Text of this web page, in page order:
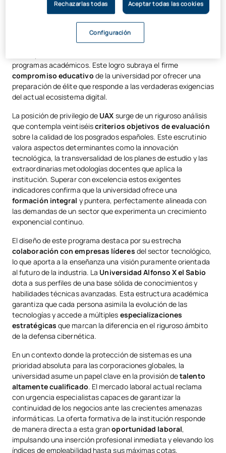
Ciberseguridadque elabora y publica la plataforma
Escudo Digital. Esta destacada clasificación
Máster Universitario en Ciberseguridad
institución como uno de los máximos referentes formativos,
programas académicos. Este logro subraya el firme
compromiso educativo de la universidad por ofrecer una
preparación de élite que responde a las verdaderas exigencias
del actual ecosistema digital.
La posición de privilegio de UAX surge de un riguroso análisis
que contempla veintiséiscriterios objetivos de evaluación
sobre la calidad de los posgrados españoles. Este escrutinio
valora aspectos determinantes como la innovación
tecnológica, la transversalidad de los planes de estudio y las
extraordinarias metodologías docentes que aplica la
institución. Superar con excelencia estos exigentes
indicadores confirma que la universidad ofrece una
formación integral y puntera, perfectamente alineada con
las demandas de un sector que experimenta un crecimiento
exponencial continuo.
El diseño de este programa destaca por su estrecha
colaboración con empresas líderes del sector tecnológico,
lo que aporta a la enseñanza una visión puramente orientada
al futuro de la industria. La Universidad Alfonso X el Sabio
dota a sus perfiles de una base sólida de conocimientos y
habilidades técnicas avanzadas. Esta estructura académica
garantiza que cada persona asimila la evolución de las
tecnologías y accede a múltiples especializaciones
estratégicas que marcan la diferencia en el riguroso ámbito
de la defensa cibernética.
En un contexto donde la protección de sistemas es una
prioridad absoluta para las corporaciones globales, la
universidad asume un papel clave en la provisión detalento
altamente cualificado. El mercado laboral actual reclama
con urgencia especialistas capaces de garantizar la
continuidad de los negocios ante las crecientes amenazas
informáticas. La oferta formativa de la institución responde
de manera directa a esta granoportunidad laboral,
impulsando una inserción profesional inmediata y elevando los
índices de empleabilidad hasta sus máximas cotas.
Rechazarlas todas Aceptar todas las cookies
Configuración